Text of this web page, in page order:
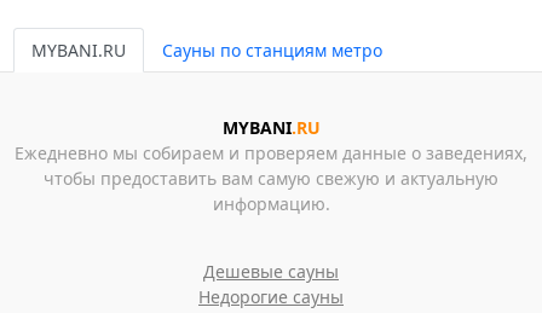
MYBANI.RU Сауны по станциям метро
MYBANI.RU
Ежедневно мы собираем и проверяем данные о заведениях,
чтобы предоставить вам самую свежую и актуальную
информацию.
Дешевые сауны
Недорогие сауны